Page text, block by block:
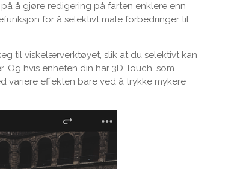
å gjøre redigering på farten enklere enn
for å selektivt male forbedringer til
til viskelærverktøyet, slik at du selektivt kan
hvis enheten din har 3D Touch, som
variere effekten bare ved å trykke mykere